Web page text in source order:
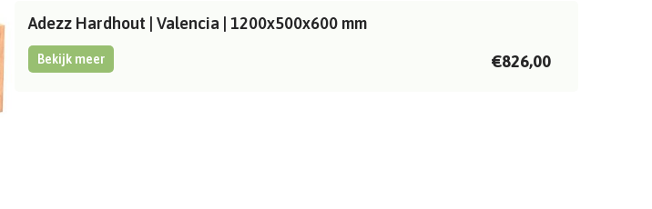
Adezz Hardhout | Valencia | 1200x500x600 mm
Bekijk meer €826,00